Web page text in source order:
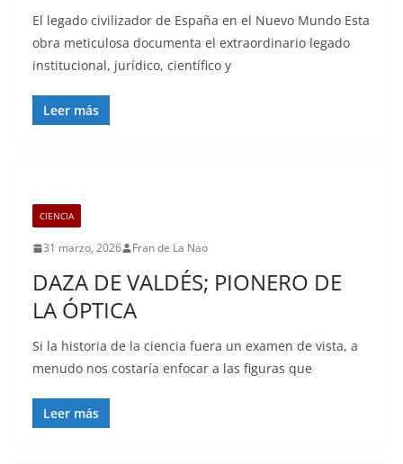
El legado civilizador de España en el Nuevo Mundo Esta
obra meticulosa documenta el extraordinario legado
institucional, jurídico, científico y
Leer más
CIENCIA
31 marzo, 2026 Fran de La Nao
DAZA DE VALDÉS; PIONERO DE
LA ÓPTICA
Si la historia de la ciencia fuera un examen de vista, a
menudo nos costaría enfocar a las figuras que
Leer más